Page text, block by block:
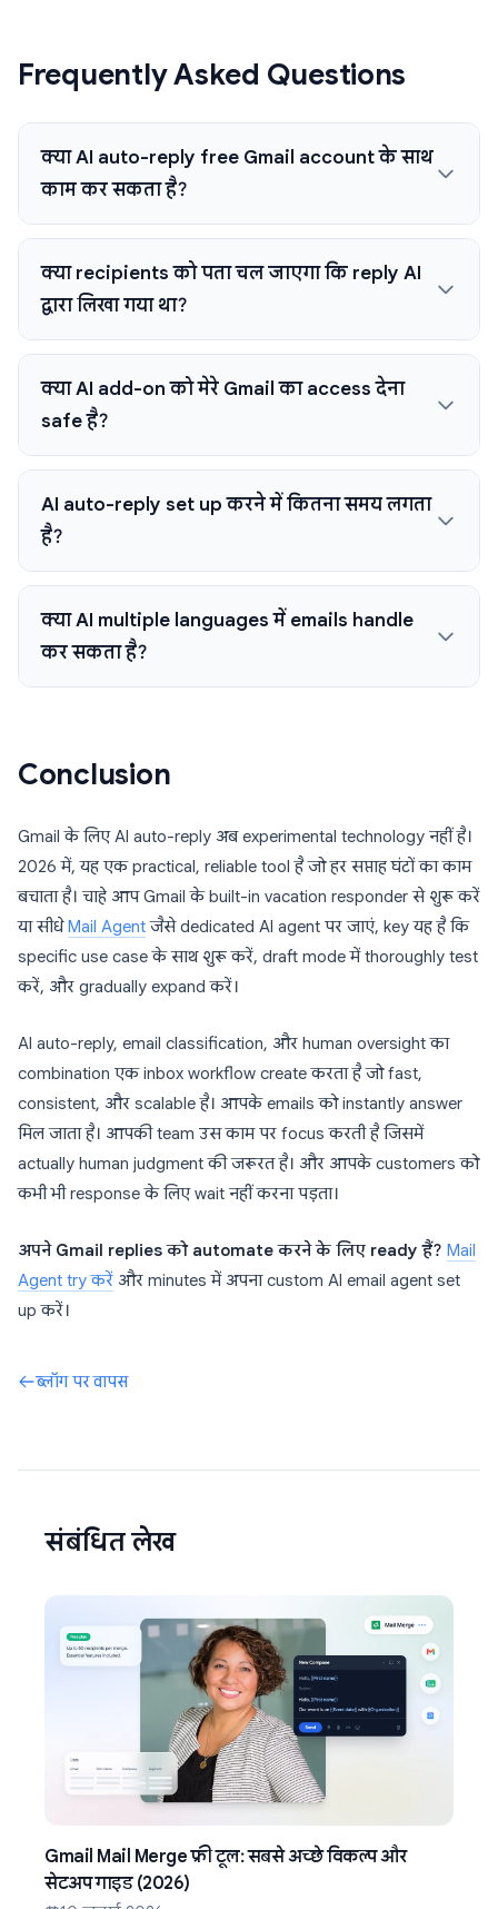
Frequently Asked Questions
क्या AI auto-reply free Gmail account के साथ
काम कर सकता है?
क्या recipients को पता चल जाएगा कि reply AI
द्वारा लिखा गया था?
क्या AI add-on को मेरे Gmail का access देना
safe है?
AI auto-reply set up करने में कितना समय लगता
है?
क्या AI multiple languages में emails handle
कर सकता है?
Conclusion
Gmail के लिए AI auto-reply अब experimental technology नहीं है।
2026 में, यह एक practical, reliable tool है जो हर सप्ताह घंटों का काम
बचाता है। चाहे आप Gmail के built-in vacation responder से शुरू करें
या सीधे Mail Agentजैसे dedicated AI agent पर जाएं, key यह है कि
specific use case के साथ शुरू करें, draft mode में thoroughly test
करें, और gradually expand करें।
AI auto-reply, email classification, और human oversight का
combination एक inbox workflow create करता है जो fast,
consistent, और scalable है। आपके emails को instantly answer
मिल जाता है। आपकी team उस काम पर focus करती है जिसमें
actually human judgment की जरूरत है। और आपके customers को
कभी भी response के लिए wait नहीं करना पड़ता।
अपने Gmail replies को automate करने के लिए ready हैं? Mail
Agent try करें और minutes में अपना custom AI email agent set
up करें।
ब्लॉग पर वापस
संबंधित लेख
Gmail Mail Merge फ्री टूल: सबसे अच्छे विकल्प और
सेटअप गाइड (2026)